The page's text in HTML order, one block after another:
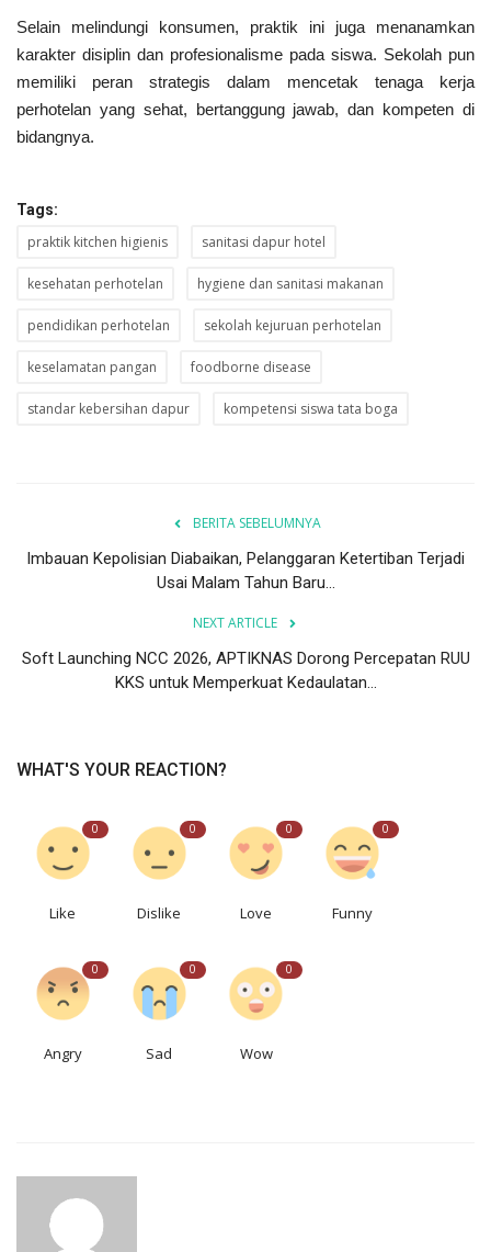
Selain melindungi konsumen, praktik ini juga menanamkan
karakter disiplin dan profesionalisme pada siswa. Sekolah pun
memiliki peran strategis dalam mencetak tenaga kerja
perhotelan yang sehat, bertanggung jawab, dan kompeten di
bidangnya.
Tags:
praktik kitchen higienis sanitasi dapur hotel
kesehatan perhotelan hygiene dan sanitasi makanan
pendidikan perhotelan sekolah kejuruan perhotelan
keselamatan pangan foodborne disease
standar kebersihan dapur kompetensi siswa tata boga
BERITA SEBELUMNYA
Imbauan Kepolisian Diabaikan, Pelanggaran Ketertiban Terjadi
Usai Malam Tahun Baru...
NEXT ARTICLE
Soft Launching NCC 2026, APTIKNAS Dorong Percepatan RUU
KKS untuk Memperkuat Kedaulatan...
WHAT'S YOUR REACTION?
0
Like
0
Dislike
0
Love
0
Funny
0
Angry
0
Sad
0
Wow